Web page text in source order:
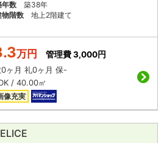
年数
築38年
物階数
地上2階建て
万円
管理費 3,000円
0ヶ月 礼0ヶ月 保-
/ 40.00㎡
像充実